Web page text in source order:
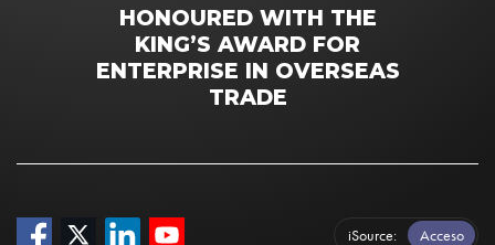
HONOURED WITH THE
KING’S AWARD FOR
ENTERPRISE IN OVERSEAS
TRADE
iSource Acceso